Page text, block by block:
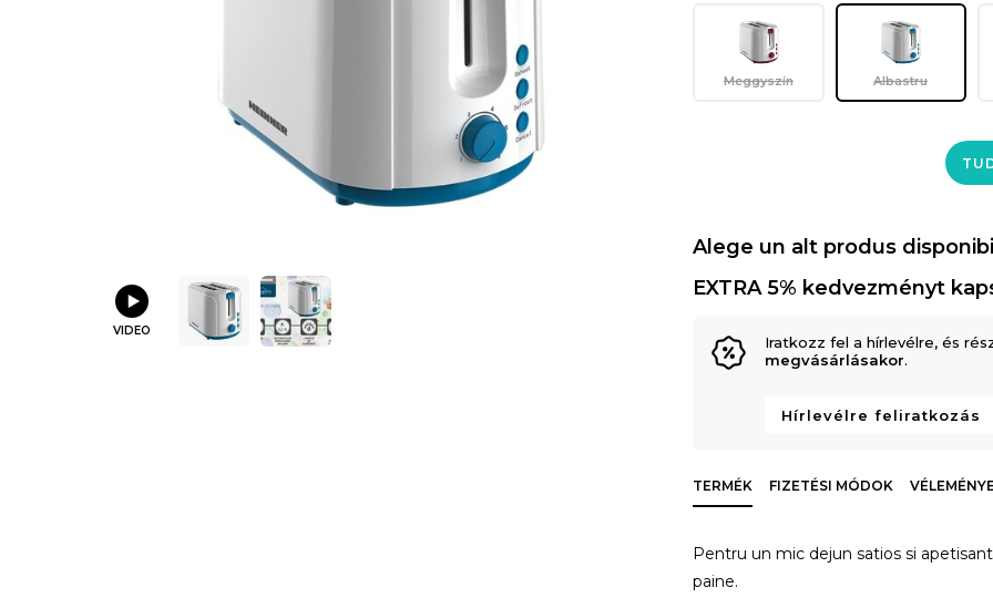
VIDEO
Meggyszín Albastru
Alege un alt produs
EXTRA 5% kedvezményt
Iratkozz fel a hírlevélre, és
megvásárlásakor.
Hírlevélre feliratkozás
TERMÉK FIZETÉSI MÓDOK
Pentru un mic dejun satios si
paine.